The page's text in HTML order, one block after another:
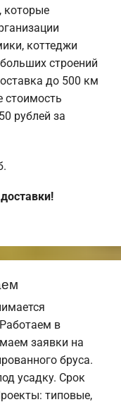
которые
коттеджи
строений
до 500 км
стоимость
рублей за
в
заявки на
бруса.
усадку. Срок
типовые,